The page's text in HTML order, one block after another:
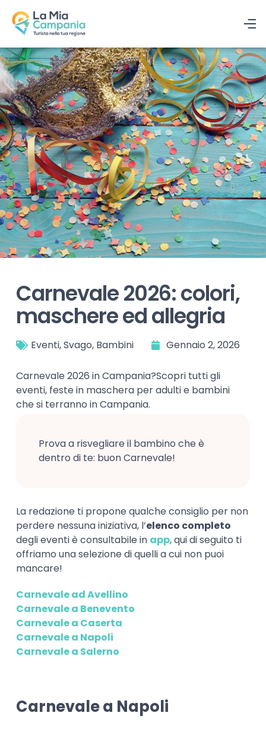
Carnevale 2026: colori,
maschere ed allegria
Eventi,Svago, Bambini Gennaio 2, 2026
Carnevale 2026 in Campania?Scopri tutti gli
eventi, feste in maschera per adulti e bambini
che si terranno in Campania.
Prova a risvegliare il bambino che è
dentro di te: buon Carnevale!
La redazione ti propone qualche consiglio per non
perdere nessuna iniziativa, l’elenco completo
degli eventi è consultabile in app, qui di seguito ti
offriamo una selezione di quelli a cui non puoi
mancare!
Carnevale ad Avellino
Carnevale a Benevento
Carnevale a Caserta
Carnevale a Napoli
Carnevale a Salerno
Carnevale a Napoli